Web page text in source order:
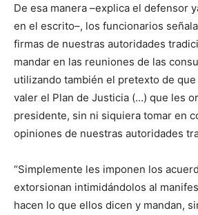
De esa manera –explica el defensor
en el escrito–, los funcionarios
firmas de nuestras autoridades
mandar en las reuniones de las
utilizando también el pretexto de
valer el Plan de Justicia (…) que les
presidente, sin ni siquiera tomar en
opiniones de nuestras autoridades
“Simplemente les imponen los
extorsionan intimidándolos al
hacen lo que ellos dicen y mandan,